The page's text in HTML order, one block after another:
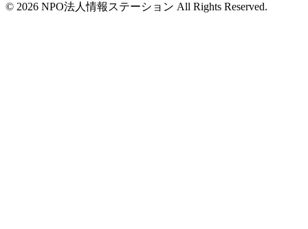
© 2026 NPO法人情報ステーション All Rights Reserved.